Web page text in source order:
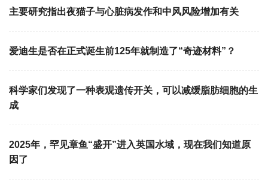
主要研究指出夜猫子与心脏病发作和中风风险增加有关
爱迪生是否在正式诞生前125年就制造了“奇迹材料”？
科学家们发现了一种表观遗传开关，可以减缓脂肪细胞的生
成
2025年，罕见章鱼“盛开”进入英国水域，现在我们知道原
因了